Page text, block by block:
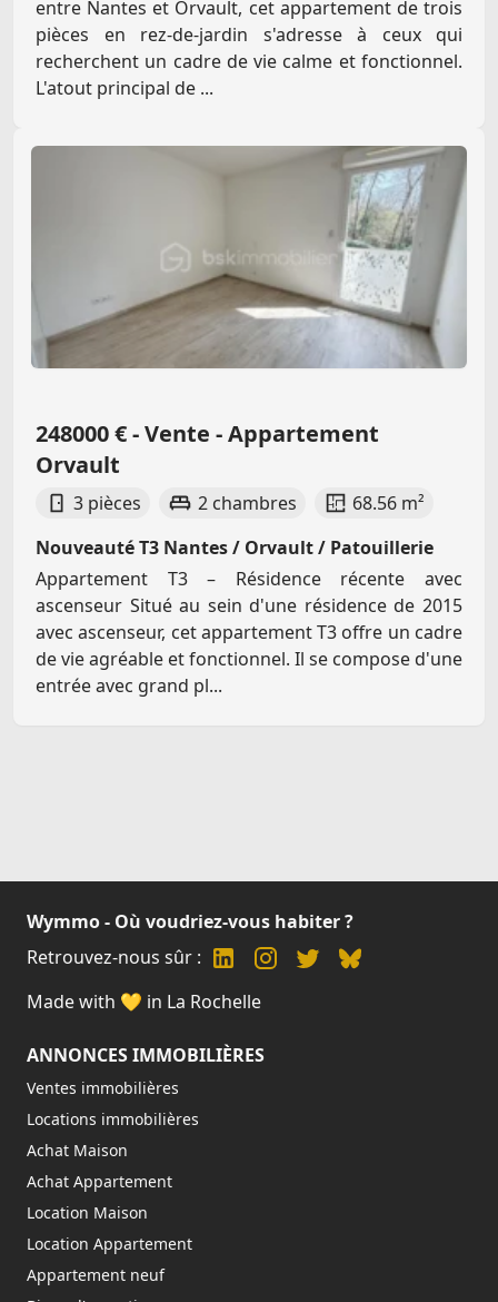
entre Nantes et Orvault, cet appartement de trois
pièces en rez-de-jardin s'adresse à ceux qui
recherchent un cadre de vie calme et fonctionnel.
L'atout principal de ...
248000 € - Vente - Appartement
Orvault
3 pièces 2 chambres
68.56 m²
Nouveauté T3 Nantes / Orvault / Patouillerie
Appartement T3 – Résidence récente avec
ascenseur Situé au sein d'une résidence de 2015
avec ascenseur, cet appartement T3 offre un cadre
de vie agréable et fonctionnel. Il se compose d'une
entrée avec grand pl...
Wymmo - Où voudriez-vous habiter ?
Retrouvez-nous sûr :
Made with 💛 in La Rochelle
ANNONCES IMMOBILIÈRES
Ventes immobilières
Locations immobilières
Achat Maison
Achat Appartement
Location Maison
Location Appartement
Appartement neuf